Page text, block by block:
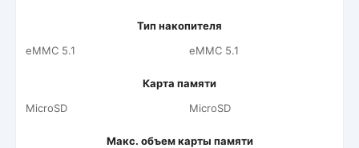
Тип накопителя
eMMC 5.1
eMMC 5.1
Карта памяти
MicroSD
MicroSD
Макс. объем карты памяти